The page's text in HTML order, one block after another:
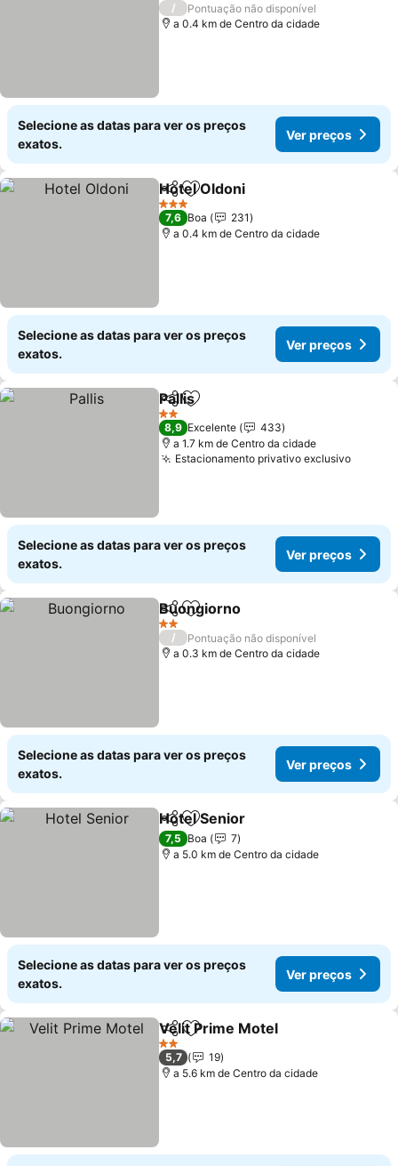
/
Pontuação não disponível
a 0.4 km de Centro da cidade
Selecione as datas para ver os preços
exatos.
Ver preços
PartilharAdicionar aos favoritos
Hotel Oldoni
3 Estrelas
7,6 Boa
231
a 0.4 km de Centro da cidade
Selecione as datas para ver os preços
exatos.
Ver preços
PartilharAdicionar aos favoritos
Pallis
2 Estrelas
8,9 Excelente
433
a 1.7 km de Centro da cidade
Estacionamento privativo exclusivo
Selecione as datas para ver os preços
exatos.
Ver preços
PartilharAdicionar aos favoritos
Buongiorno
2 Estrelas
/
Pontuação não disponível
a 0.3 km de Centro da cidade
Selecione as datas para ver os preços
exatos.
Ver preços
PartilharAdicionar aos favoritos
Hotel Senior
7,5 Boa
7
a 5.0 km de Centro da cidade
Selecione as datas para ver os preços
exatos.
Ver preços
PartilharAdicionar aos favoritos
Velit Prime Motel
2 Estrelas
5,7
19
a 5.6 km de Centro da cidade